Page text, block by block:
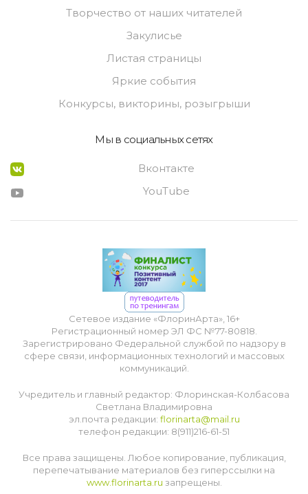
Творчество от наших читателей
Закулисье
Листая страницы
Яркие события
Конкурсы, викторины, розыгрыши
Мы в социальных сетях
Вконтакте
YouTube
Сетевое издание «ФлоринАрта», 16+
Регистрационный номер ЭЛ ФС №77-80818.
Зарегистрировано Федеральной службой по надзору в
сфере связи, информационных технологий и массовых
коммуникаций.
Учредитель и главный редактор: Флоринская-Колбасова
Светлана Владимировна
эл.почта редакции: florinarta@mail.ru
телефон редакции: 8(911)216-61-51
Все права защищены. Любое копирование, публикация,
перепечатывание материалов без гиперссылки на
www.florinarta.ru запрещены.